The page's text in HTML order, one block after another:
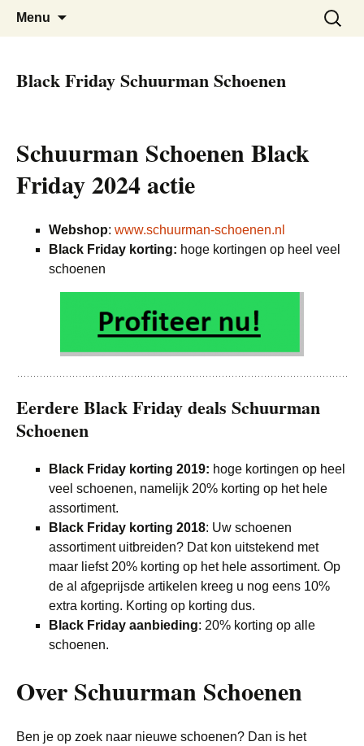
Black Friday Super SALE
De beste kortingen bij elkaar!
Menu
Zoeken
naar:
Black Friday Schuurman Schoenen
Schuurman Schoenen Black
Friday 2024 actie
Webshop: www.schuurman-schoenen.nl
Black Friday korting: hoge kortingen op heel veel
schoenen
Eerdere Black Friday deals Schuurman
Schoenen
Black Friday korting 2019: hoge kortingen op heel
veel schoenen, namelijk 20% korting op het hele
assortiment.
Black Friday korting 2018: Uw schoenen
assortiment uitbreiden? Dat kon uitstekend met
maar liefst 20% korting op het hele assortiment. Op
de al afgeprijsde artikelen kreeg u nog eens 10%
extra korting. Korting op korting dus.
Black Friday aanbieding: 20% korting op alle
schoenen.
Over Schuurman Schoenen
Ben je op zoek naar nieuwe schoenen? Dan is het